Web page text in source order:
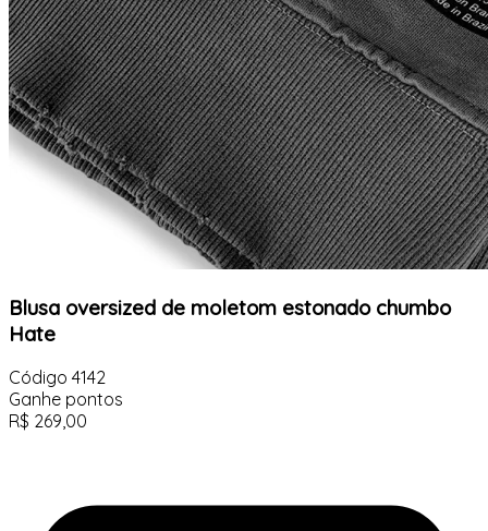
Blusa oversized de moletom estonado chumbo
Hate
Código 4142
Ganhe pontos
R$ 269,00